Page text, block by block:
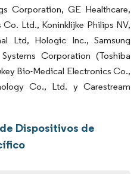
Corporation, GE Healthcare,
Ltd., Koninklijke Philips NV,
Ltd, Hologic Inc., Samsung
Corporation (Toshiba
Bio-Medical Electronics Co.,
Co., Ltd. y Carestream
Dispositivos de